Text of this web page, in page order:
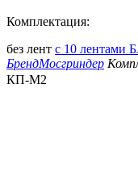
Комплектация:
без лент с 10 лентами
БрендМосгриндер
КП-М2